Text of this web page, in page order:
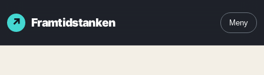
Framtidstanken Meny